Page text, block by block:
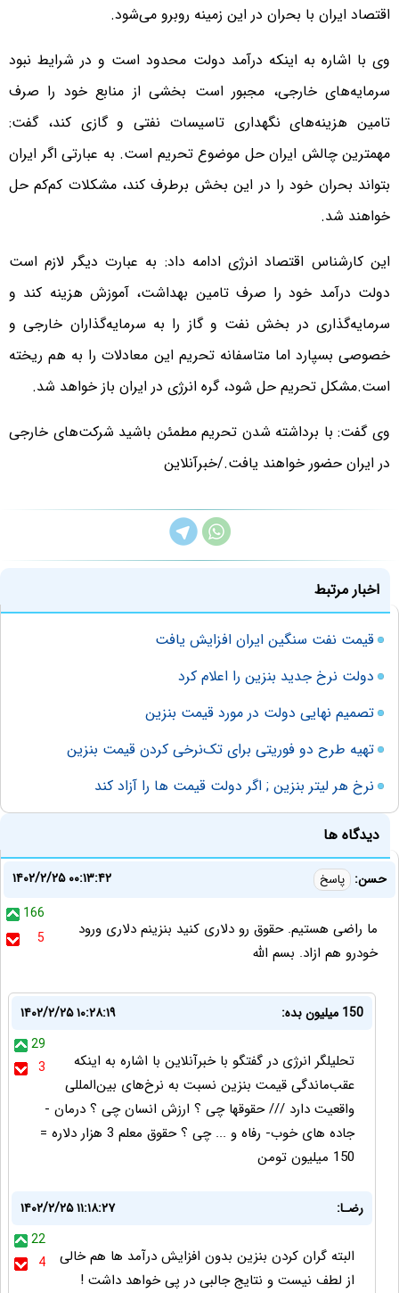
اقتصاد ایران با بحران در این زمینه روبرو می‌شود.
وی با اشاره به اینکه درآمد دولت محدود است و در شرایط نبود
سرمایه‌های خارجی، مجبور است بخشی از منابع خود را صرف
تامین هزینه‌های نگهداری تاسیسات نفتی و گازی کند، گفت:
مهمترین چالش ایران حل موضوع تحریم است. به عبارتی اگر ایران
بتواند بحران خود را در این بخش برطرف کند، مشکلات کم‌کم حل
خواهند شد.
این کارشناس اقتصاد انرژی ادامه داد: به عبارت دیگر لازم است
دولت درآمد خود را صرف تامین بهداشت، آموزش هزینه کند و
سرمایه‌گذاری در بخش نفت و گاز را به سرمایه‌گذاران خارجی و
خصوصی بسپارد اما متاسفانه تحریم این معادلات را به هم ریخته
است.مشکل تحریم حل شود، گره انرژی در ایران باز خواهد شد.
وی گفت: با برداشته شدن تحریم مطمئن باشید شرکت‌های خارجی
در ایران حضور خواهند یافت./خبرآنلاین
اخبار مرتبط
قیمت نفت سنگین ایران افزایش یافت
دولت نرخ جدید بنزین را اعلام کرد
تصمیم نهایی دولت در مورد قیمت بنزین
تهیه طرح دو فوریتی برای تک‌نرخی کردن قیمت بنزین
نرخ هر لیتر بنزین ; اگر دولت قیمت ها را آزاد کند
دیدگاه ها
حسن: پاسخ
۱۴۰۲/۲/۲۵ ۰۰:۱۳:۴۲
166
5
ما راضی هستیم. حقوق رو دلاری کنید بنزینم دلاری ورود
خودرو هم ازاد. بسم الله
150 میلیون بده:
۱۴۰۲/۲/۲۵ ۱۰:۲۸:۱۹
29
3
تحلیلگر انرژی در گفتگو با خبرآنلاین با اشاره به اینکه
عقب‌ماندگی قیمت بنزین نسبت به نرخ‌های بین‌المللی
واقعیت دارد /// حقوقها چی ؟ ارزش انسان چی ؟ درمان -
جاده های خوب- رفاه و ... چی ؟ حقوق معلم 3 هزار دلاره =
150 میلیون تومن
رضـا:
۱۴۰۲/۲/۲۵ ۱۱:۱۸:۲۷
22
4
البته گران کردن بنزین بدون افزایش درآمد ها هم خالی
از لطف نیست و نتایج جالبی در پی خواهد داشت !